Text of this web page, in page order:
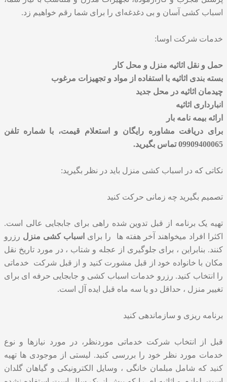
اسباب کشی آسان و بی دغدغه‌ای را برای شما رقم خواهیم زد.
خدمات شرکت اوسا:
حمل و نقل اثاثیه منزل و محل کار
بسته بندی اثاثیه با استفاده از مواد و تجهیزات مرغوب
چیدمان اثاثیه در محل جدید
انبارداری اثاثیه
ارائه بیمه نامه بار
برای دریافت مشاوره رایگان و استعلام قیمت، با شماره تلفن
09909400065 تماس بگیرید.
نکاتی که در اسباب کشی منزل باید در نظر بگیرید:
تصمیم بگیرید چه زمانی حرکت کنید
تهیه یک برنامه از قبل تدوین شده راهی برای جابجایی عالی است.
اکثرا افراد میخواهند آخر هفته ها را برای اسباب کشی منزل رزرو
کنند. بنابراین ، برای جلوگیری از عجله و شتاب ، در مورد تاریخ نقل
مکان با خانواده خود از قبل مشورت کنید و از قبل شرکت خدماتی
را انتخاب کنید. رزرو خدمات اسباب کشی و جابجایی حرفه ای برای
تغییر منزل ، حداقل دو یا سه ماه قبل ایده آل است.
برنامه ریزی و سازماندهی کنید
قبل از انتخاب شرکت خدماتی موردنظر، در مورد نیازها و نوع
خدمات مورد نظر خود را بررسی کنید. لیستی از موجودی ها تهیه
کنید که شامل مبلمان خانگی ، وسایل الکترونیکی و گیاهان گلدان